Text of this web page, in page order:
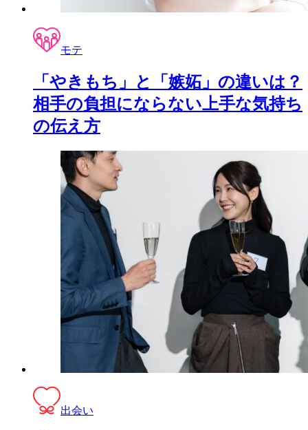
モテ
「やきもち」と「嫉妬」の違いは？
相手の負担にならない上手な気持ち
の伝え方
出会い